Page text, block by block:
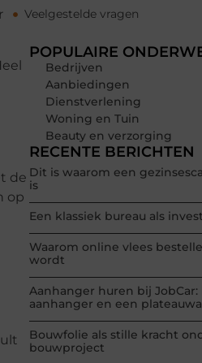
de
op
Veelgestelde vragen
POPULAIRE
Bedrijven
Aanbiedingen
Dienstverlening
Woning en Tuin
Beauty en verzorging
RECENTE BERICHTEN
Dit is waarom een
is
Een klassiek bureau als
Waarom online vlees
wordt
Aanhanger huren bij
aanhanger en een
Bouwfolie als stille kracht
bouwproject